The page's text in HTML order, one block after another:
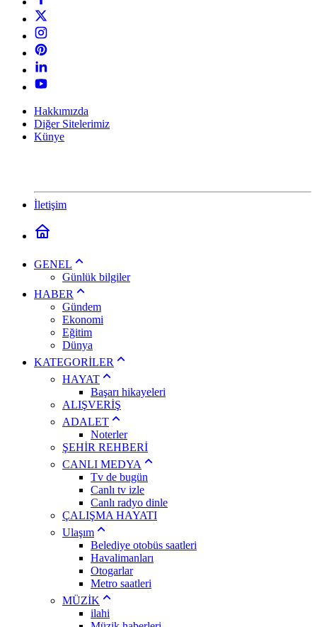
Hakkımızda
Diğer Sitelerimiz
Künye
İletişim
GENEL
Günlük bilgiler
HABER
Gündem
Ekonomi
Eğitim
Dünya
KATEGORİLER
HAYAT
Başarı hikayeleri
ALIŞVERİŞ
ADALET
Noterler
ŞEHİR REHBERİ
CANLI MEDYA
Tv de bugün
Canlı tv izle
Canlı radyo dinle
ÇALIŞMA HAYATI
Ulaşım
Belediye otobüs saatleri
Havalimanları
Otogarlar
Metro saatleri
MÜZİK
ilahi